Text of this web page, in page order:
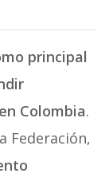
principal
Colombia.
Federación,